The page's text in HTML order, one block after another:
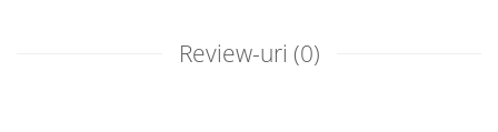
Review-uri (0)